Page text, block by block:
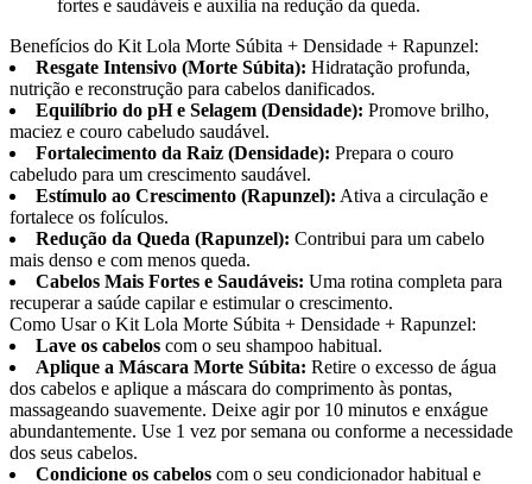
fortes e saudáveis e auxilia na redução da queda.
Benefícios do Kit Lola Morte Súbita + Densidade + Rapunzel:
Resgate Intensivo (Morte Súbita): Hidratação profunda,
nutrição e reconstrução para cabelos danificados.
Equilíbrio do pH e Selagem (Densidade): Promove brilho,
maciez e couro cabeludo saudável.
Fortalecimento da Raiz (Densidade): Prepara o couro
cabeludo para um crescimento saudável.
Estímulo ao Crescimento (Rapunzel): Ativa a circulação e
fortalece os folículos.
Redução da Queda (Rapunzel): Contribui para um cabelo
mais denso e com menos queda.
Cabelos Mais Fortes e Saudáveis: Uma rotina completa para
recuperar a saúde capilar e estimular o crescimento.
Como Usar o Kit Lola Morte Súbita + Densidade + Rapunzel:
Lave os cabelos com o seu shampoo habitual.
Aplique a Máscara Morte Súbita: Retire o excesso de água
dos cabelos e aplique a máscara do comprimento às pontas,
massageando suavemente. Deixe agir por 10 minutos e enxágue
abundantemente. Use 1 vez por semana ou conforme a necessidade
dos seus cabelos.
Condicione os cabelos com o seu condicionador habitual e